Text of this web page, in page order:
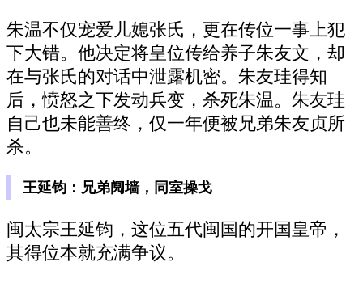
朱温不仅宠爱儿媳张氏，更在传位一事上犯
下大错。他决定将皇位传给养子朱友文，却
在与张氏的对话中泄露机密。朱友珪得知
后，愤怒之下发动兵变，杀死朱温。朱友珪
自己也未能善终，仅一年便被兄弟朱友贞所
杀。
王延钧：兄弟阋墙，同室操戈
闽太宗王延钧，这位五代闽国的开国皇帝，
其得位本就充满争议。